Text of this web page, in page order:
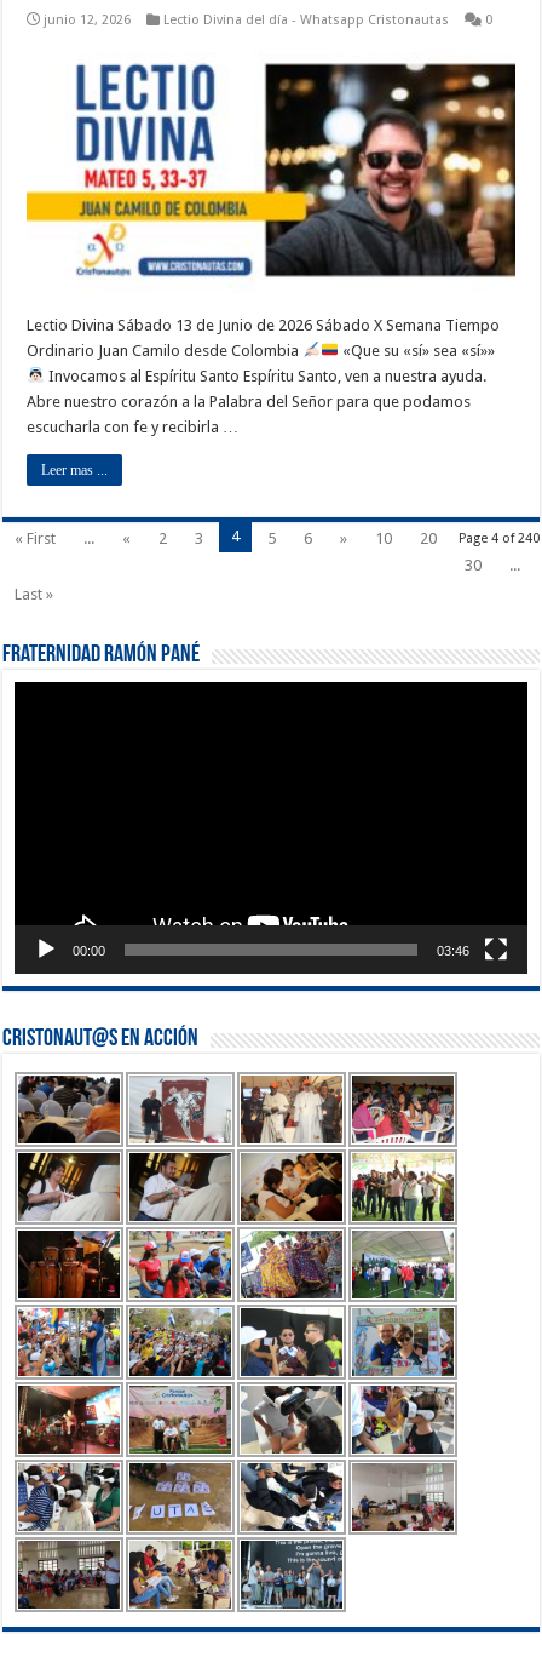
junio 12, 2026 Lectio Divina del día - Whatsapp Cristonautas 0
Lectio Divina Sábado 13 de Junio de 2026 Sábado X Semana Tiempo
Ordinario Juan Camilo desde Colombia
«Que su «sí» sea «sí»»
Invocamos al Espíritu Santo Espíritu Santo, ven a nuestra ayuda.
Abre nuestro corazón a la Palabra del Señor para que podamos
escucharla con fe y recibirla …
Leer mas ...
Page 4 of 240
« First ... « 2 3 4 5 6 » 10
20
30
...
Last »
Fraternidad Ramón Pané
00:00 03:46
Cristonaut@s en Acción